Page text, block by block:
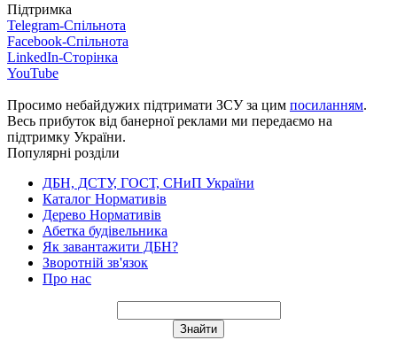
Підтримка
Telegram-Спільнота
Facebook-Спільнота
LinkedIn-Сторінка
YouTube
Просимо небайдужих підтримати ЗСУ за цим посиланням.
Весь прибуток від банерної реклами ми передаємо на
підтримку України.
Популярні розділи
ДБН, ДСТУ, ГОСТ, СНиП України
Каталог Нормативів
Дерево Нормативів
Абетка будівельника
Як завантажити ДБН?
Зворотній зв'язок
Про нас